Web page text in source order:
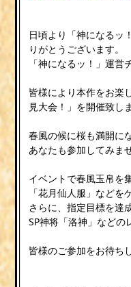
日頃より「神になるッ
りがとうございます。
「神になるッ！」運営
皆様により本作をお楽
見大会！」を開催致し
春風の候に桜も満開に
あなたも参加してみま
イベントで春風玉帛を
「花月仙人服」などを
さらに、指定目標を達
SP神将「洛神」などの
皆様のご参加をお待ち